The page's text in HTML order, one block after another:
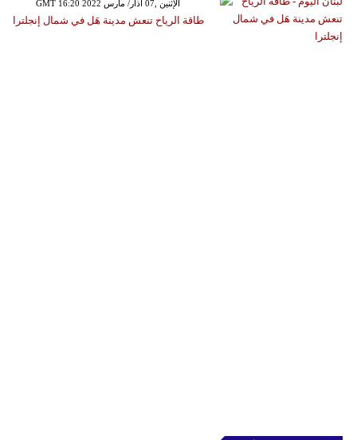
GMT 16:20 2022 الإثنين ,07 آذار/ مارس
طاقة الرياح تنعش مدينة هَل في شمال إنجلترا